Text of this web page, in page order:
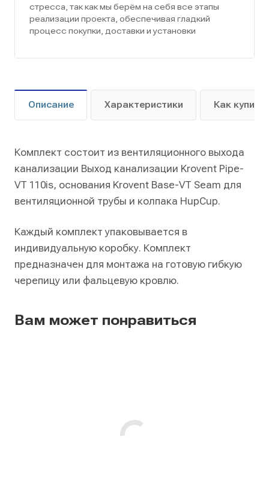
стресса, так как мы берём на себя все этапы
реализации проекта, обеспечивая гладкий
процесс покупки, доставки и установки
Описание Характеристики Как купить
Комплект состоит из вентиляционного выхода
канализации Выход канализации Krovent Pipe-
VT 110is, основания Krovent Base-VT Seam для
вентиляционной трубы и колпака HupCup.
Каждый комплект упаковывается в
индивидуальную коробку. Комплект
предназначен для монтажа на готовую гибкую
черепицу или фальцевую кровлю.
Вам может понравиться